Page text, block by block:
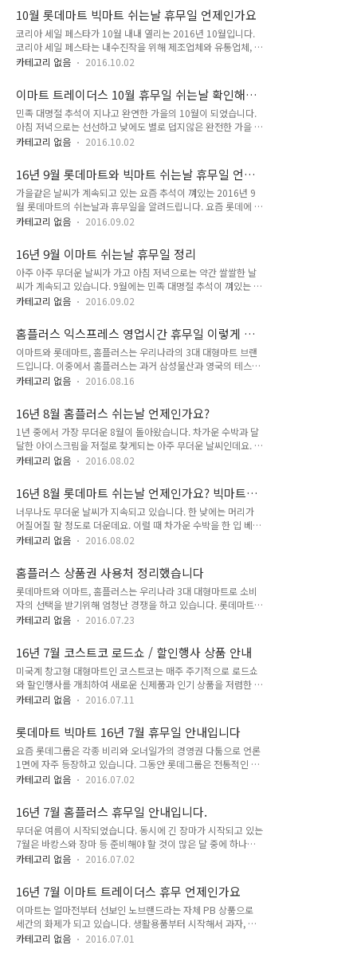
요일에는 인천공항점을 시작으로 경기도 북부의 많은 지점과 충
청도의 보령점, 구미점과 경산점 안동점과..
달에 2번 의무적으로 휴무일을 지정하여 쉬는날을 지정해야 합
니다. 의무 휴무일은 재래시장과의 상생이라는 목적으로 시행하
고 있는데요. 2016년 10월 가을의 홈플러스 휴무일과 쉬는날이
언제인지 간단하게 살펴보겠습니다. 오는 9일과 23일은 모두 일
요일인데 이 날에는 거의 대부분의 많은 홈플러스 매장이 휴무일
중계, 합정점 등이 쉬는날이며, 인천청라와 동수원, 병점, 분당오
리, 야탑, 의정부, 대구..
10월 롯데마트 빅마트 쉬는날 휴무일 언제인가요
코리아 세일 페스타가 10월 내내 열리는 2016년 10월입니다.
코리아 세일 페스타는 내수진작을 위해 제조업체와 유통업체, 정
부가 힘을 합쳐 다양한 이벤트를 진행하는 것이 골자인 세일행사
매출 신장이 일어났다 합니다. 백화점뿐만 아니라 대형마트에서
도 다양한 이벤트와 행사를 준비해 고객들을 기다리고 있는데요.
이번시간에는 10월의 롯데마트와 빅마트의 쉬는날과 휴무일이
언제인지 간단하게 알아보는 시간을 가져보겠습니다. 골목상권
과 재래시장과의 상생이라는 대명분(?!) 아래 국내에서 영업하고
쉬어야 합니다. 범국가적인 세일 행사를 하는 10월에도 어김없
이 쉬어야 하는데요. 롯데마트는 다가..
카테고리 없음 2016.10.02
이마트 트레이더스 10월 휴무일 쉬는날 확인해보
세요
민족 대명절 추석이 지나고 완연한 가을의 10월이 되었습니다.
아침 저녁으로는 선선하고 낮에도 별로 덥지않은 완전한 가을 날
씨인데요. 대형마트와 각종 유통업계에서는 정부와 함께 코리아
9일까지 열리며 유통업계에 따라 11일, 12일까지 진행될 예정
인데요. 이마트에서도 보다 다양한 상품을 저렴하게 마련할 수
있는 여러 이벤트와 행사를 하고 있습니다. 오늘은 2016년 10
월의 이마트 휴무일과 쉬는날이 언제인지 간단하게 살펴보겠습
니다. 10월 7일 충청 아산점을 시작으로 10월 9일에 대부분의
는 경기 고잔점과 안산점, 충주점이 쉬는날이며 12일 수요일에
도 꽤 많은 매장이 쉬는날로 지..
카테고리 없음 2016.10.02
16년 9월 롯데마트와 빅마트 쉬는날 휴무일 언제
인가요
가을같은 날씨가 계속되고 있는 요즘 추석이 껴있는 2016년 9
월 롯데마트의 쉬는날과 휴무일을 알려드립니다. 요즘 롯데에 계
속해서 안좋은 일이 연속적으로 벌어지고 있어 안타까운 마음을
겠네요. 이번 포스팅에서는 롯데마트와 롯데마트에서 운영하는
창고형 대형마트인 빅마트의 쉬는날과 휴무일도 같이 알려드릴
게요. 16년 9월 이마트 쉬는날 휴무일 정리 비행기 반입금지 물
품 이것만 기억하세요 티머니 사용처 이것만 알면 간단합니다 대
형마트는 한달에 2번 씩 의무적으로 휴무일을 정해 쉬어야 하는
정했습니다. 서울에서는 강변, 구로, 서울역, 은평, 잠실, 빅마트
금천, 영등포 지점과 경기도에서..
카테고리 없음 2016.09.02
16년 9월 이마트 쉬는날 휴무일 정리
아주 아주 무더운 날씨가 가고 아침 저녁으로는 약간 쌀쌀한 날
씨가 계속되고 있습니다. 9월에는 민족 대명절 추석이 껴있는 달
로 대형마트와 백화점 같은 유통업계에서는 추석을 맞아 할인행
으로 2번 휴무해야 한다는 규정때문에 이번 9월달에도 어김없이
쉬어야 합니다. 16년 9월 롯데마트 쉬는날 휴무일 정리 신한카
드 포인트 사용처 어디어디 있나요 홈플러스 익스프레스 영업시
간 휴무일 이렇게 확인하세요 다가오는 9일 금요일에는 제주도
3곳의 매장이 전부 휴무할 예정이며, 11일 일요일에는 전국 많
여의도, 성수, 수서점등이 휴무하고 경기도에는 수지, 평택, 성
남, 분당, 수원점등이 쉬는날로 할..
카테고리 없음 2016.09.02
홈플러스 익스프레스 영업시간 휴무일 이렇게 확
인하세요
이마트와 롯데마트, 홈플러스는 우리나라의 3대 대형마트 브랜
드입니다. 이중에서 홈플러스는 과거 삼성물산과 영국의 테스코
가 합작으로 세운 기업이었으나 1998년 IMF를 맞아 빅딜과 구
기도 합니다. 현재는 영국의 테스코가 우리나라 자본에 회사를
매각하여 이제서야 순수한 우리나라 대형마트가 되었는데요. 홈
플러스는 대형마트뿐만 아니라 홈플러스 익스프레스라 하여 작
은 크기의 슈퍼마켓도 운영하고 있습니다. 이번 시간에는 홈플러
스 익스프레스의 영업시간과 휴무일을 확인하는 방법에 대해 알
확인할 수 방법은 홈플러스 인터넷몰이 아닌 회사 자체의 홈페이
지에서 확인하는 방법이 가장 빠른데요. 아래 링크를 타..
카테고리 없음 2016.08.16
16년 8월 홈플러스 쉬는날 언제인가요?
1년 중에서 가장 무더운 8월이 돌아왔습니다. 차가운 수박과 달
달한 아이스크림을 저절로 찾게되는 아주 무더운 날씨인데요. 피
서 시즌이라 유통업계는 현재 성수기 시즌을 보내고 있습니다.
로 손님들을 끌어모으려고 하고 있는데요. 8월에도 어김없이 2
번은 꼭 쉬는날이 있어야 합니다. 2016년 8월 홈플러스의 쉬는
날에 대해 정리해보았습니다. 8월 14일과 28일요일에는 정기휴
무일이라 가장 많은 지점들이 쉬는날인데요. 서울의 강서, 동대
문, 목동, 신내, 영등포, 월드컵, 잠실, 합정동 지점이 쉴 예정이
고 경기도권에서는 병점과 분당오리, 야탑, 의정부, 평택점이 쉴
예정이며 그밖에 대구수..
카테고리 없음 2016.08.02
16년 8월 롯데마트 쉬는날 언제인가요? 빅마트
포함
너무나도 무더운 날씨가 지속되고 있습니다. 한 낮에는 머리가
어질어질 할 정도로 더운데요. 이럴 때 차가운 수박을 한 입 베어
물면 온 몸이 다 쉬원할 것 같습니다. 수박을 사러 대형마트에 가
분들을 위해 준비했습니다. 2016년 8월 롯데마트와 빅마트의
쉬는날을 안내합니다. 8월 10일과 24일 수요일에는 서울경기권
의 고양, 구리, 김포, 안성, 오산, 화정 롯데마트가 쉬는날이며 빅
마트 킨텍스점도 같이 쉬는날입니다. 그리고 원주와 홍성, 김천
과 구미, 나주 지점도 휴무일이네요. 이어서 14일과 28일 일요
하고 있는데요. 서울에서는 강변, 구로, 김포공항, 서울역, 송파,
잠실, 청량리, ..
카테고리 없음 2016.08.02
홈플러스 상품권 사용처 정리했습니다
롯데마트와 이마트, 홈플러스는 우리나라 3대 대형마트로 소비
자의 선택을 받기위해 엄청난 경쟁을 하고 있습니다. 롯데마트와
이마트는 각각 롯데와 신세계라는 재벌이 뒤에 있어 든든한 배경
고 롯데와 이마트와의 경쟁에서 밀리지않고 많은 사람들이 애용
하고 있는 마트이기도 합니다. 오늘은 홈플러스의 상품권의 사용
처가 어디 어디인지 정리한 내용을 알려드릴게요. 홈플러스 상품
권은 일반적인 모습의 종이 상품권과 디지털 상품권, 모바일 교
환권, 홈플러스콘으로 나뉘는데 각각의 사용처도 조금씩 변화가
플러스 산하의 슈퍼마켓인 익스프레스 전국 매장과 대구백화점,
갤러리아백화점에서 사용할 수 있으며 AK플라자..
카테고리 없음 2016.07.23
16년 7월 코스트코 로드쇼 / 할인행사 상품 안내
미국계 창고형 대형마트인 코스트코는 매주 주기적으로 로드쇼
와 할인행사를 개최하여 새로운 신제품과 인기 상품을 저렴한 가
격에 할인하여 제공하고 있습니다. 코스트코는 특히 연회비를 받
공하고 있는 다진양파로 인해 더욱 유명한 마트인데요. 한국에서
의 아주 높은 인기로 인해 경쟁업체인 이마트와 롯데마트에서는
각각 자사의 창고형 대형마트인 트레이더스와 빅마트를 새로 출
범시키기도 했습니다. 그리고 코스트코에서 얼마전 온라인쇼핑
몰을 오픈하여 휴무일없이 온라인에서도 공격적인 영업을 시작
햇볕이 내리쬐는 7월에도 어김없이 하는데요. 어느 지점에서 언
제, 어느 상품을 갖고 하는지 살펴볼까요? 양평점과 일..
카테고리 없음 2016.07.11
롯데마트 빅마트 16년 7월 휴무일 안내입니다
요즘 롯데그룹은 각종 비리와 오너일가의 경영권 다툼으로 언론
1면에 자주 등장하고 있습니다. 그동안 롯데그룹은 전통적인 유
통업계의 최대 강자로 신세계그룹과 라이벌을 형성하고 있죠. 그
요. 대표적으로 대형마트에서도 롯데마트 VS 이마트, 이마트 VS
롯데마트의 일등을 향한 경쟁을 계속되고 있습니다. 무더위가 시
작되는 7월, 롯데마트와 창고형 대형마트인 빅마트의 휴무일에
대해 살펴보았습니다. 10일과 24일 일요일에는 상당히 많은 점
포가 휴무를 하고 있습니다. 거의 2/3에 해당하는 점포가 휴점할
가 휴무일이며, 경기권에서는 광교, 부평, 분당서현, 수원, 영통,
청라, 판교, 평택, 신..
카테고리 없음 2016.07.02
16년 7월 홈플러스 휴무일 안내입니다.
무더운 여름이 시작되었습니다. 동시에 긴 장마가 시작되고 있는
7월은 바캉스와 장마 등 준비해야 할 것이 많은 달 중에 하나입
니다. 대형마트인 홈플러스에서도 그것에 대비하여 많은 물품과
에 7월 한 달 동안 어떤 점포가 언제 휴무하고 어떤 점포가 휴점
하는지 알아야겠죠? 아래 안내 이미지를 보시고 헛걸음 하시지
마시기 바랍니다. 7월 10일과 24일 일요일에는 서울의 동대문,
영등포, 잠실, 목동 점포가 쉬고 있으며 인천과 경기권에서는 병
점, 분당오리점이 쉴 예정입니다. 그리고 1000년 제국 신라의
카테고리 없음 2016.07.02
16년 7월 이마트 트레이더스 휴무 언제인가요
이마트는 얼마전부터 선보인 노브랜드라는 자체 PB 상품으로
세간의 화제가 되고 있습니다. 생활용품부터 시작해서 과자, 냉
동식품등 다양한 상품을 타사 보다 훨씬 저렴한 가격에 판매하고
카테고리 없음 2016.07.01